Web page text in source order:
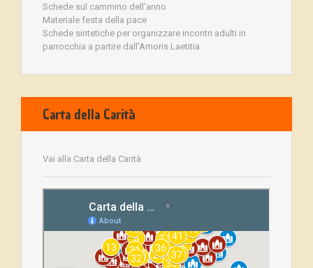
Schede sul cammino dell'anno
Materiale festa della pace
Schede sintetiche per organizzare incontri adulti in
parrocchia a partire dall'Amoris Laetitia
Carta della Carità
Vai alla Carta della Carità